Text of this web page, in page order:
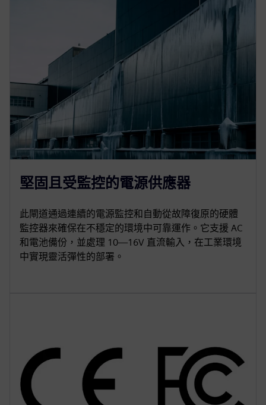
堅固且受監控的電源供應器
此閘道通過連續的電源監控和自動從故障復原的硬體
監控器來確保在不穩定的環境中可靠運作。它支援 AC
和電池備份，並處理 10—16V 直流輸入，在工業環境
中實現靈活彈性的部署。